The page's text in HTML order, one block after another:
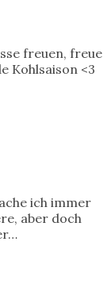
freuen, freue
Kohlsaison <3
ich immer
aber doch